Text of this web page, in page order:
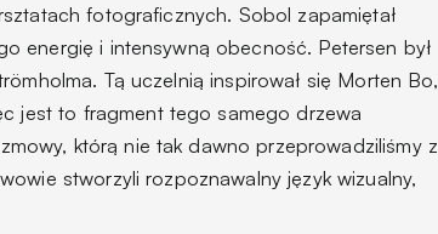
fotograficznych. Sobol zapamiętał
energię i intensywną obecność. Petersen był
Tą uczelnią inspirował się Morten Bo,
jest to fragment tego samego drzewa
którą nie tak dawno przeprowadziliśmy z
stworzyli rozpoznawalny język wizualny,